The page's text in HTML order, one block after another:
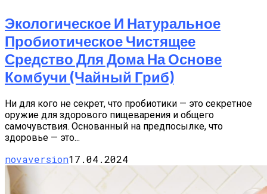
Экологическое И Натуральное
Пробиотическое Чистящее
Средство Для Дома На Основе
Комбучи (чайный Гриб)
Ни для кого не секрет, что пробиотики — это секретное
оружие для здорового пищеварения и общего
самочувствия. Основанный на предпосылке, что
здоровье — это...
novaversion17.04.2024